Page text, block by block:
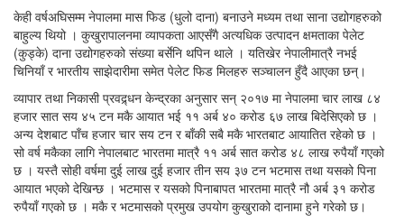
केही वर्षअघिसम्म नेपालमा मास फिड (धुलो दाना) बनाउने मध्यम तथा साना उद्योगहरुको
बाहुल्य थियो । कुखुरापालनमा व्यापकता आएसँगै अत्यधिक उत्पादन क्षमताका पेलेट
(कुड्के) दाना उद्योगहरुको संख्या बर्सेनि थपिन थाले । यतिखेर नेपालीमात्रै नभई
चिनियाँ र भारतीय साझेदारीमा समेत पेलेट फिड मिलहरु सञ्चालन हुँदै आएका छन्।
व्यापार तथा निकासी प्रवद्र्धन केन्द्रका अनुसार सन् २०१७ मा नेपालमा चार लाख ८४
हजार सात सय ४५ टन मकै आयात भई ११ अर्ब ४० करोड ६७ लाख बिदेसिएको छ ।
अन्य देशबाट पाँच हजार चार सय टन र बाँकी सबै मकै भारतबाट आयातित रहेको छ ।
सो वर्ष मकैका लागि नेपालबाट भारतमा मात्रै ११ अर्ब सात करोड ४८ लाख रुपैयाँ गएको
छ । यस्तै सोही वर्षमा दुई लाख दुई हजार तीन सय ३७ टन भटमास तथा यसको पिना
आयात भएको देखिन्छ । भटमास र यसको पिनाबापत भारतमा मात्रै नौ अर्ब ३१ करोड
रुपैयाँ गएको छ । मकै र भटमासको प्रमुख उपयोग कुखुराको दानामा हुने गरेको छ।